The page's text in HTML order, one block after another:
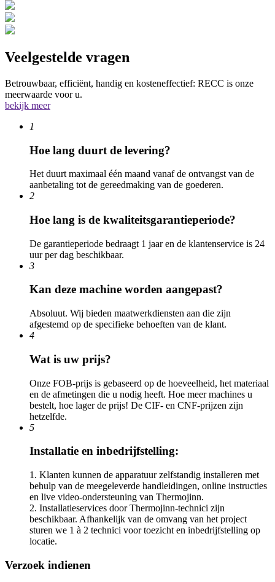
Veelgestelde vragen
Betrouwbaar, efficiënt, handig en kosteneffectief: RECC is onze
meerwaarde voor u.
bekijk meer
1
Hoe lang duurt de levering?
Het duurt maximaal één maand vanaf de ontvangst van de
aanbetaling tot de gereedmaking van de goederen.
2
Hoe lang is de kwaliteitsgarantieperiode?
De garantieperiode bedraagt ​​1 jaar en de klantenservice is 24
uur per dag beschikbaar.
3
Kan deze machine worden aangepast?
Absoluut. Wij bieden maatwerkdiensten aan die zijn
afgestemd op de specifieke behoeften van de klant.
4
Wat is uw prijs?
Onze FOB-prijs is gebaseerd op de hoeveelheid, het materiaal
en de afmetingen die u nodig heeft. Hoe meer machines u
bestelt, hoe lager de prijs! De CIF- en CNF-prijzen zijn
hetzelfde.
5
Installatie en inbedrijfstelling:
1. Klanten kunnen de apparatuur zelfstandig installeren met
behulp van de meegeleverde handleidingen, online instructies
en live video-ondersteuning van Thermojinn.
2. Installatieservices door Thermojinn-technici zijn
beschikbaar. Afhankelijk van de omvang van het project
sturen we 1 à 2 technici voor toezicht en inbedrijfstelling op
locatie.
Verzoek indienen